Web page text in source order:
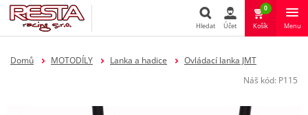
Hledat
Hledat Účet
0
Košík Menu
Domů MOTODÍLY Lanka a hadice
Ovládací lanka JMT
Náš kód: P115